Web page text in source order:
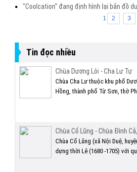
"Coolcation" đang định hình lại bản đồ
1 2 3
Tin đọc nhiều
Chùa Dương Lôi - Cha Lư Tự
Chùa Cha Lư thuộc khu phố
Hồng, thành phố Từ Sơn, thờ
Chùa Cổ Lũng - Chùa Đình
Chùa Cổ Lũng (xã Nội Duệ,
dựng thời Lê (1680 -1705) với